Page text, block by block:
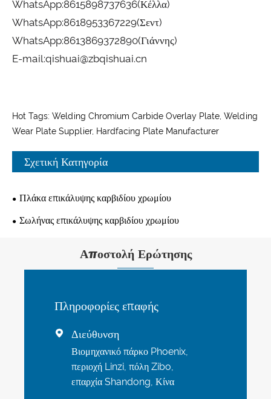
WhatsApp:8615898737636(Κέλλα)
WhatsApp:8618953367229(Σεντ)
WhatsApp:8613869372890(Γιάννης)
E-mail:qishuai@zbqishuai.cn
Hot Tags: Welding Chromium Carbide Overlay Plate, Welding
Wear Plate Supplier, Hardfacing Plate Manufacturer
Σχετική Κατηγορία
Πλάκα επικάλυψης καρβιδίου χρωμίου
Σωλήνας επικάλυψης καρβιδίου χρωμίου
Αποστολή Ερώτησης
Πληροφορίες επαφής
 Διεύθυνση
Βιομηχανικό πάρκο Phoenix,
περιοχή Linzi, πόλη Zibo,
επαρχία Shandong, Κίνα